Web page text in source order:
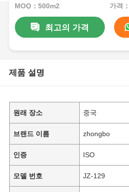
MOQ：500m2 가격
최고의 가격
제품 설명
원래 장소 중국
브랜드 이름 zhongbo
인증 ISO
모델 번호 JZ-129